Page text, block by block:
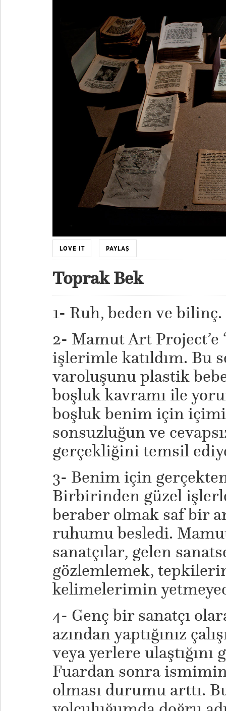
LOVE IT PAYLAŞ
Toprak Bek
1- Ruh, beden ve bilinç.
2- Mamut Art Project’e
işlerimle katıldım. Bu
varoluşunu plastik
boşluk kavramı ile
boşluk benim için
sonsuzluğun ve
gerçekliğini temsil
3- Benim için
Birbirinden güzel
beraber olmak saf bir
ruhumu besledi.
sanatçılar, gelen
gözlemlemek,
kelimelerimin
4- Genç bir sanatçı
azından yaptığınız
veya yerlere ulaştığını
Fuardan sonra
olması durumu arttı.